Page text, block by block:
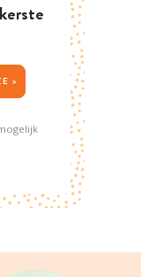
JOUW NIEUWSBRIEFKEUZE >